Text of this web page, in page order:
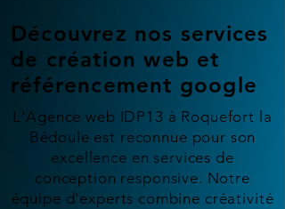
Découvrez nos services
de création web et
référencement google
L'Agence web IDP13 à Roquefort la
Bédoule est reconnue pour son
excellence en services de
conception responsive. Notre
équipe d'experts combine créativité